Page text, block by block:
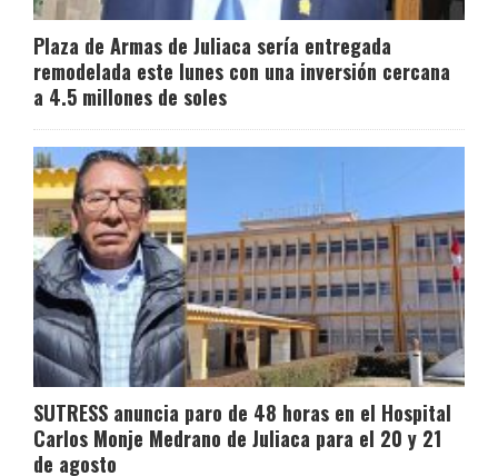
Plaza de Armas de Juliaca sería entregada
remodelada este lunes con una inversión cercana
a 4.5 millones de soles
SUTRESS anuncia paro de 48 horas en el Hospital
Carlos Monje Medrano de Juliaca para el 20 y 21
de agosto